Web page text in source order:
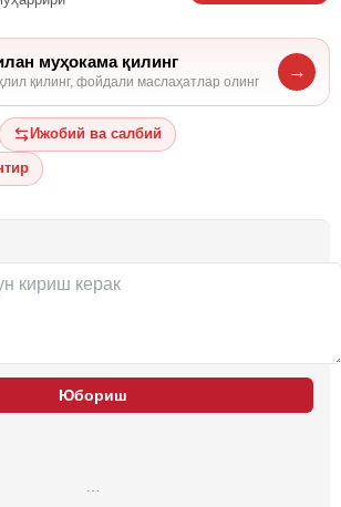
муҳокама қилинг
қилинг, фойдали маслаҳатлар олинг
→
Ижобий ва салбий
Юбориш